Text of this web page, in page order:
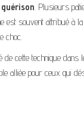
. Plusieurs
est souvent attribué à la
choc.
de cette technique dans
alliée pour ceux qui